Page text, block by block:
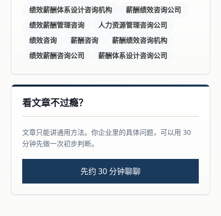
绩效薪酬体系设计咨询机构
薪酬绩效咨询公司
绩效薪酬管理咨询
人力资源管理咨询公司
绩效咨询
薪酬咨询
薪酬绩效咨询机构
绩效薪酬咨询公司
薪酬体系设计咨询公司
看文章不过瘾？
文章只能讲通用方法。你企业里的具体问题，可以用 30
分钟先做一次初步判断。
先约 30 分钟聊聊